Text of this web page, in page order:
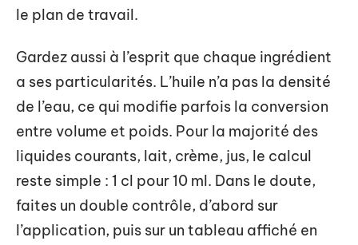
le plan de travail.
Gardez aussi à l’esprit que chaque ingrédient
a ses particularités. L’huile n’a pas la densité
de l’eau, ce qui modifie parfois la conversion
entre volume et poids. Pour la majorité des
liquides courants, lait, crème, jus, le calcul
reste simple : 1 cl pour 10 ml. Dans le doute,
faites un double contrôle, d’abord sur
l’application, puis sur un tableau affiché en